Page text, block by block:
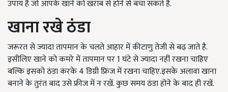
उपाय है जो आपके खाने को खराब से होने से बचा सकते है.
खाना रखे ठंडा
जरूरत से ज्यादा तापमान के चलते आहार में कीटाणु तेजी से बढ़ जाते है.
इसीलिए खाने को कमरे में तापमान पर 1 घंटे से ज्यादा नहीं रखना चाहिए
बल्कि इसको ठंडा करके 4 डिग्री फ्रिज में रखना चाहिए.इसके अलावा खाना
बनाने के तुरंत बाद उसे फ्रीज में न रखें. कुछ समय ठंडा होने के बाद ही रखें.